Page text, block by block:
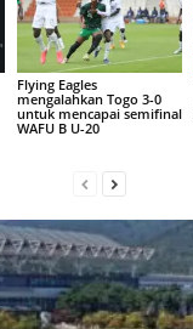
Flying Eagles
mengalahkan Togo 3-0
untuk mencapai semifinal
WAFU B U-20